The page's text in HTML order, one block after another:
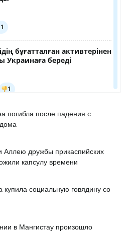
погибла после падения с
Аллею дружбы прикаспийских
капсулу времени
купила социальную говядину со
в Мангистау произошло